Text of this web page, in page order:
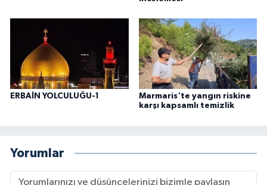
ERBAİN YOLCULUĞU-1
Marmaris'te yangın riskine
karşı kapsamlı temizlik
Yorumlar